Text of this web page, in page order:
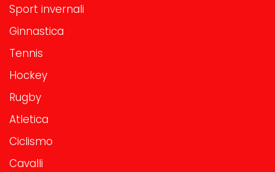
Sport invernali
Ginnastica
Tennis
Hockey
Rugby
Atletica
Ciclismo
Cavalli